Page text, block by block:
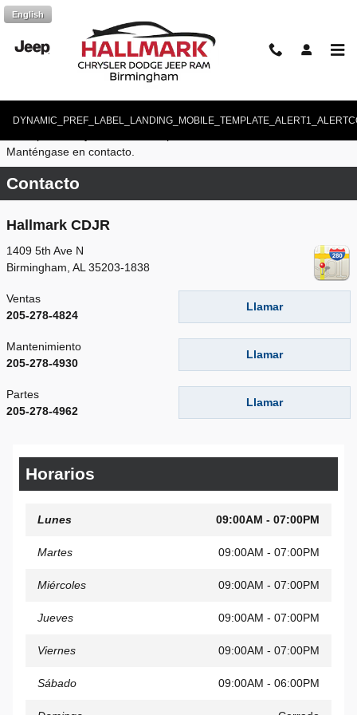
Saltar al contenido principal
English
Noticias
Manténgase en contacto.
Contacto
Hallmark CDJR
1409 5th Ave N
Birmingham AL 35203-1838
Llamar
Ventas
205-278-4824
Llamar
Mantenimiento
205-278-4930
Llamar
Partes
205-278-4962
Horarios
Lunes 09:00AM - 07:00PM
Martes 09:00AM - 07:00PM
Miércoles 09:00AM - 07:00PM
Jueves 09:00AM - 07:00PM
Viernes 09:00AM - 07:00PM
Sábado 09:00AM - 06:00PM